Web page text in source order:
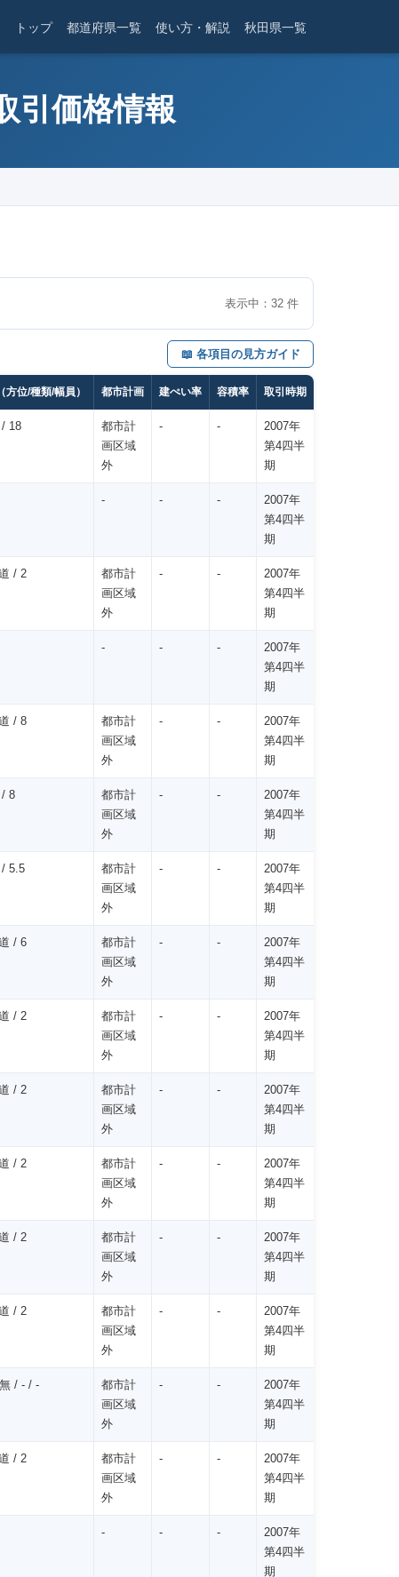
トップ 都道府県一覧 使い方・解説 秋田県一覧
引価格情報
表示中： 32 件
📖 各項目の見方ガイド
方位/種類/幅員） 都市計画 建ぺい率 容積率 取引時期
18
都市計
画区域
外
- -
2007年
第4四半
期
- - -
2007年
第4四半
期
/ 2
都市計
画区域
外
- -
2007年
第4四半
期
- - -
2007年
第4四半
期
/ 8
都市計
画区域
外
- -
2007年
第4四半
期
8
都市計
画区域
外
- -
2007年
第4四半
期
5.5
都市計
画区域
外
- -
2007年
第4四半
期
/ 6
都市計
画区域
外
- -
2007年
第4四半
期
/ 2
都市計
画区域
外
- -
2007年
第4四半
期
/ 2
都市計
画区域
外
- -
2007年
第4四半
期
/ 2
都市計
画区域
外
- -
2007年
第4四半
期
/ 2
都市計
画区域
外
- -
2007年
第4四半
期
/ 2
都市計
画区域
外
- -
2007年
第4四半
期
/ - / -
都市計
画区域
外
- -
2007年
第4四半
期
/ 2
都市計
画区域
外
- -
2007年
第4四半
期
- - -
2007年
第4四半
期